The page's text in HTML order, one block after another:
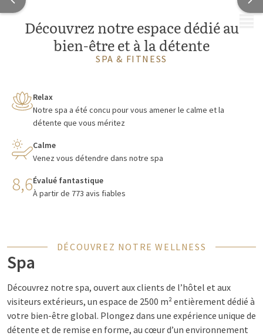
Découvrez notre espace dédié au
bien-être et à la détente
SPA & FITNESS
Relax
Notre spa a été concu pour vous amener le calme et la
détente que vous méritez
Calme
Venez vous détendre dans notre spa
8,6Évalué fantastique
À partir de 773 avis fiables
DÉCOUVREZ NOTRE WELLNESS
Spa
Découvrez notre spa, ouvert aux clients de l’hôtel et aux
visiteurs extérieurs, un espace de 2500 m² entièrement dédié à
votre bien-être global. Plongez dans une expérience unique de
détente et de remise en forme, au cœur d’un environnement